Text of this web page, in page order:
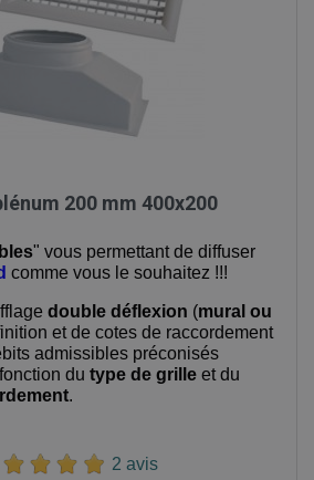
200 mm 400x200
" vous permettant de diffuser
comme vous le souhaitez !!!
double déflexion (mural ou
et de cotes de raccordement
admissibles préconisés
du type de grille et du
.
2 avis